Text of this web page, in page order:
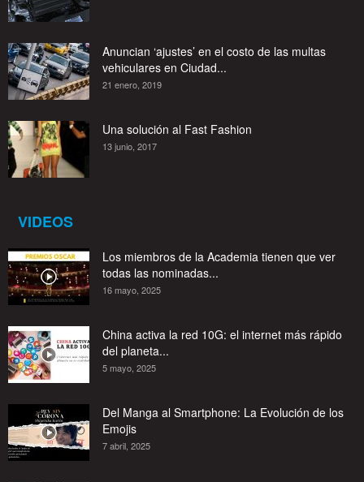
Anuncian ‘ajustes’ en el costo de las multas
vehiculares en Ciudad...
21 enero, 2019
Una solución al Fast Fashion
13 junio, 2017
VIDEOS
Los miembros de la Academia tienen que ver
todas las nominadas...
16 mayo, 2025
China activa la red 10G: el internet más rápido
del planeta...
5 mayo, 2025
Del Manga al Smartphone: La Evolución de los
Emojis
7 abril, 2025